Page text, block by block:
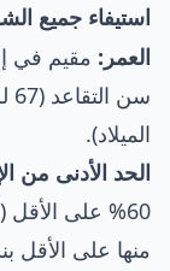
استيفاء جميع
العمر:
الميلاد).
الحد الأدنى من
منها على الأقل بنسبة 25%